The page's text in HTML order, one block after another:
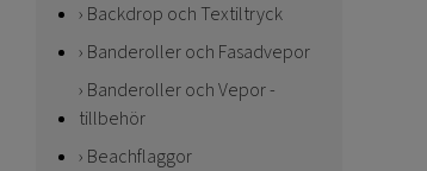
Backdrop och Textiltryck
Banderoller och Fasadvepor
Banderoller och Vepor -
tillbehör
Beachflaggor